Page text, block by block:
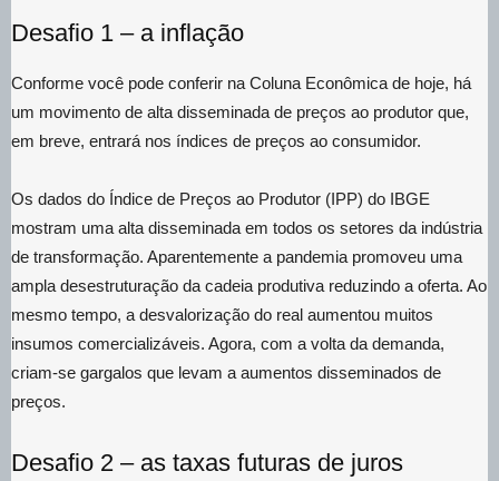
Desafio 1 – a inflação
Conforme você pode conferir na Coluna Econômica de hoje, há
um movimento de alta disseminada de preços ao produtor que,
em breve, entrará nos índices de preços ao consumidor.
Os dados do Índice de Preços ao Produtor (IPP) do IBGE
mostram uma alta disseminada em todos os setores da indústria
de transformação. Aparentemente a pandemia promoveu uma
ampla desestruturação da cadeia produtiva reduzindo a oferta. Ao
mesmo tempo, a desvalorização do real aumentou muitos
insumos comercializáveis. Agora, com a volta da demanda,
criam-se gargalos que levam a aumentos disseminados de
preços.
Desafio 2 – as taxas futuras de juros